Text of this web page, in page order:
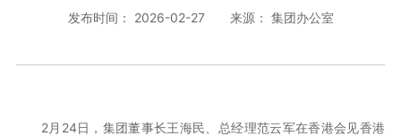
发布时间： 2026-02-27 来源： 集团办公室
2月24日，集团董事长王海民、总经理范云军在香港会见香港